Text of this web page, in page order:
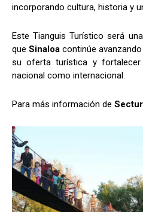
incorporando cultura, historia y
Este Tianguis Turístico será
que Sinaloa continúe
su oferta turística y
nacional como internacional.
Para más información de